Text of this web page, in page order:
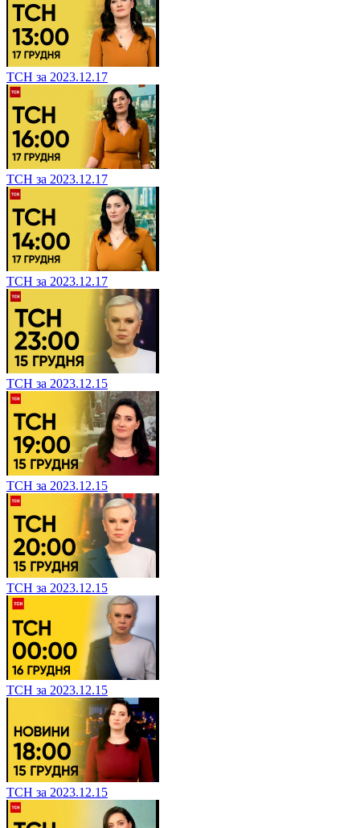
ТСН за 2023.12.17
ТСН за 2023.12.17
ТСН за 2023.12.17
ТСН за 2023.12.15
ТСН за 2023.12.15
ТСН за 2023.12.15
ТСН за 2023.12.15
ТСН за 2023.12.15